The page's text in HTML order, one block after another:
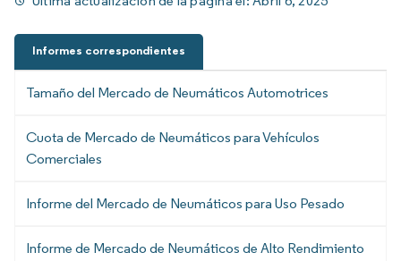
Informes correspondientes
Tamaño del Mercado de Neumáticos Automotrices
Cuota de Mercado de Neumáticos para Vehículos
Comerciales
Informe del Mercado de Neumáticos para Uso Pesado
Informe de Mercado de Neumáticos de Alto Rendimiento